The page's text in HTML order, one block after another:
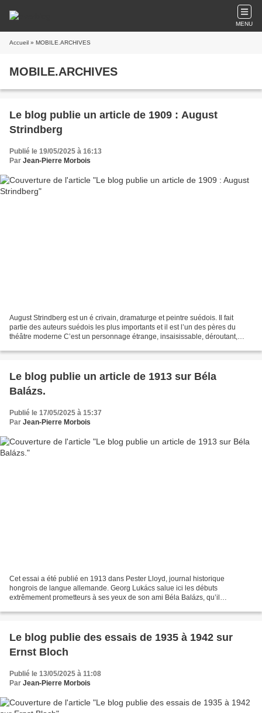
MENU
Accueil » MOBILE.ARCHIVES
MOBILE.ARCHIVES
Le blog publie un article de 1909 : August
Strindberg
Publié le 19/05/2025 à 16:13
Par Jean-Pierre Morbois
August Strindberg est un é crivain, dramaturge et peintre suédois. Il fait
partie des auteurs suédois les plus importants et il est l’un des pères du
théâtre moderne C’est un personnage étrange, insaisissable, déroutant,
Le blog publie un article de 1913 sur Béla
Balázs.
Publié le 17/05/2025 à 15:37
Par Jean-Pierre Morbois
Cet essai a été publié en 1913 dans Pester Lloyd, journal historique
hongrois de langue allemande. Georg Lukács salue ici les débuts
extrêmement prometteurs à ses yeux de son ami Béla Balázs, qu’il
Le blog publie des essais de 1935 à 1942 sur
Ernst Bloch
Publié le 13/05/2025 à 11:08
Par Jean-Pierre Morbois